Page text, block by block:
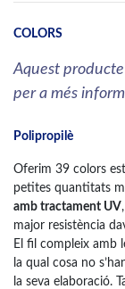
COLORS
Aquest
per a més
Polipropilè
Oferim 39 colors
petites quantitats
amb tractament UV
major resistència
El fil compleix amb
la qual cosa no
la seva elaboració.